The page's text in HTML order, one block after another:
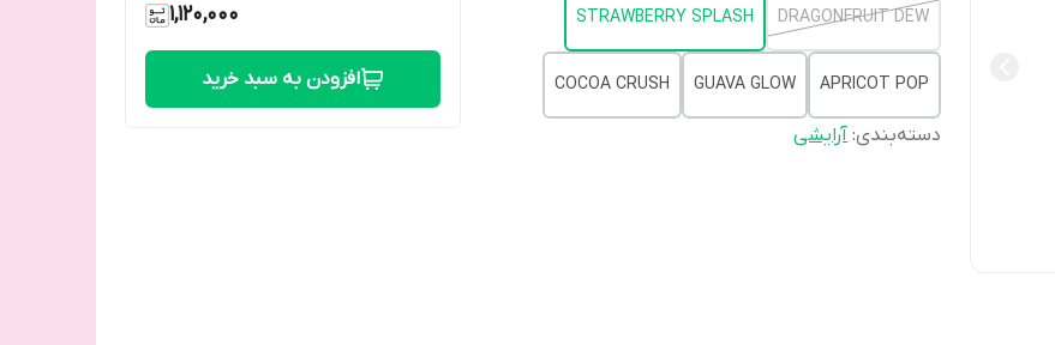
DRAGONFRUIT DEW
STRAWBERRY SPLASH
APRICOT POP
GUAVA GLOW
COCOA CRUSH
دسته‌بندی:آرایشی
1,120,000
افزودن به سبد خرید